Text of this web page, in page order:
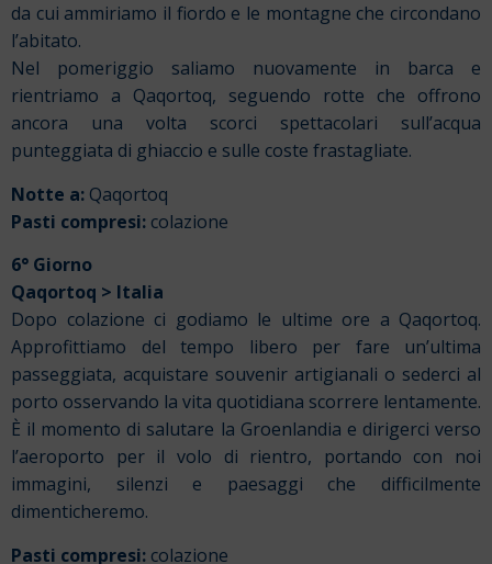
da cui ammiriamo il fiordo e le montagne che circondano
l’abitato.
Nel pomeriggio saliamo nuovamente in barca e
rientriamo a Qaqortoq, seguendo rotte che offrono
ancora una volta scorci spettacolari sull’acqua
punteggiata di ghiaccio e sulle coste frastagliate.
Notte a: Qaqortoq
Pasti compresi: colazione
6° Giorno
Qaqortoq > Italia
Dopo colazione ci godiamo le ultime ore a Qaqortoq.
Approfittiamo del tempo libero per fare un’ultima
passeggiata, acquistare souvenir artigianali o sederci al
porto osservando la vita quotidiana scorrere lentamente.
È il momento di salutare la Groenlandia e dirigerci verso
l’aeroporto per il volo di rientro, portando con noi
immagini, silenzi e paesaggi che difficilmente
dimenticheremo.
Pasti compresi: colazione